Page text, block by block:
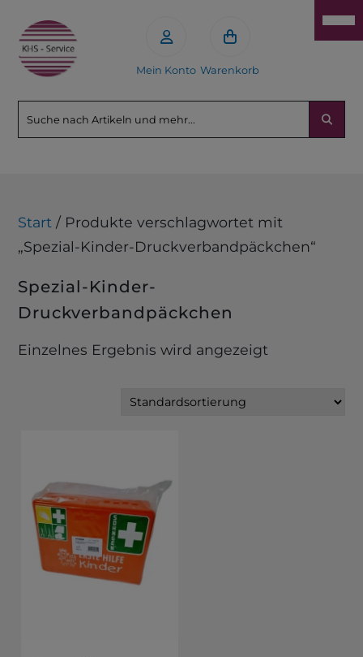
Mein Konto Warenkorb
Start / Produkte verschlagwortet mit
„Spezial-Kinder-Druckverbandpäckchen“
Spezial-Kinder-
Druckverbandpäckchen
Einzelnes Ergebnis wird angezeigt